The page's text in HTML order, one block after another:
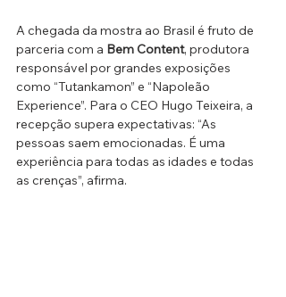
A chegada da mostra ao Brasil é fruto de
parceria com a Bem Content, produtora
responsável por grandes exposições
como “Tutankamon” e “Napoleão
Experience”. Para o CEO Hugo Teixeira, a
recepção supera expectativas: “As
pessoas saem emocionadas. É uma
experiência para todas as idades e todas
as crenças”, afirma.